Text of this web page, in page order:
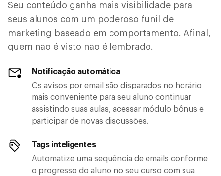
Seu conteúdo ganha mais visibilidade para
seus alunos com um poderoso funil de
marketing baseado em comportamento. Afinal,
quem não é visto não é lembrado.
Notificação automática
Os avisos por email são disparados no horário
mais conveniente para seu aluno continuar
assistindo suas aulas, acessar módulo bônus e
participar de novas discussões.
Tags inteligentes
Automatize uma sequência de emails conforme
o progresso do aluno no seu curso com sua